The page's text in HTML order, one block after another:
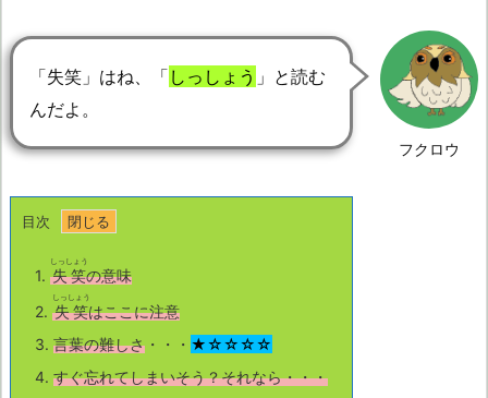
フクロウ
「失笑」はね、「 しっしょう 」と読む
んだよ。
目次
1. 失笑
しっしょう
の意味
2. 失笑
しっしょう
はここに注意
3. 言葉の難しさ ・・・ ★☆☆☆☆
4. すぐ忘れてしまいそう？それなら・・・